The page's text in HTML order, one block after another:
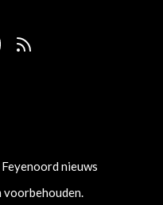
Feyenoord nieuws
voorbehouden.